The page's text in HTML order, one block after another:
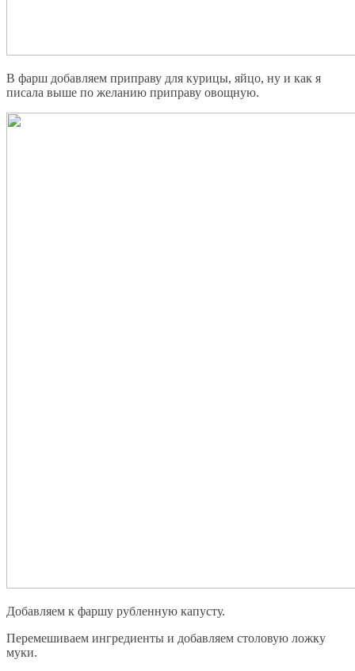
В фарш добавляем приправу для курицы, яйцо, ну и как я
писала выше по желанию приправу овощную.
Добавляем к фаршу рубленную капусту.
Перемешиваем ингредиенты и добавляем столовую ложку
муки.